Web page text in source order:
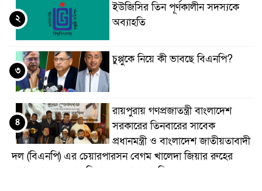
ইউজিসির তিন পূর্ণকালীন সদস্যকে
অব্যাহতি
২
চুপ্পুকে নিয়ে কী ভাবছে বিএনপি?
৩
রায়পুরায় গণপ্রজাতন্ত্রী বাংলাদেশ
সরকারের তিনবারের সাবেক
প্রধানমন্ত্রী ও বাংলাদেশ জাতীয়তাবাদী
দল (বিএনপি) এর চেয়ারপারসন বেগম খালেদা জিয়ার রুহের
মাগফেরাত কামনায় মিলাদ ও দোয়া মাহফিল
৪